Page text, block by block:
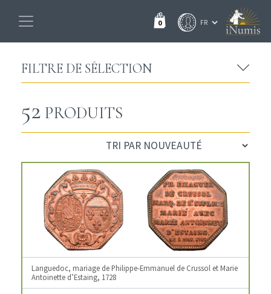
0
FILTRE DE SÉLECTION
52 PRODUITS
Languedoc, mariage de Philippe-Emmanuel de Crussol et Marie
Antoinette d’Estaing, 1728